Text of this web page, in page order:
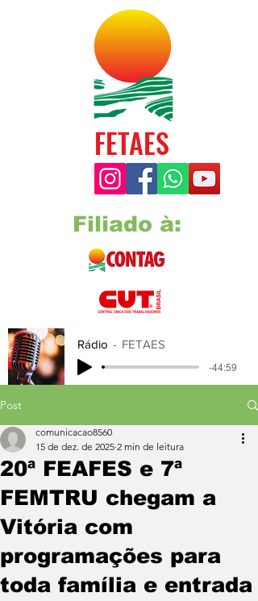
Rádio
FETAES
-44:59
Filiado à:
FETAES
Post
20ª FEAFES e 7ª
FEMTRU chegam a
Vitória com
programações para
toda família e entrada
comunicacao8560
15 de dez. de 2025 2 min de leitura